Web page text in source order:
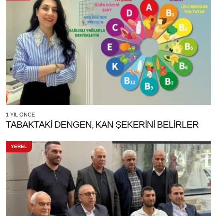
1 YIL ÖNCE
TABAKTAKİ DENGEN, KAN ŞEKERİNİ BELİRLER
YEREL